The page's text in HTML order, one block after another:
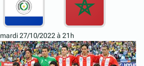
mardi 27/10/2022 à 21h